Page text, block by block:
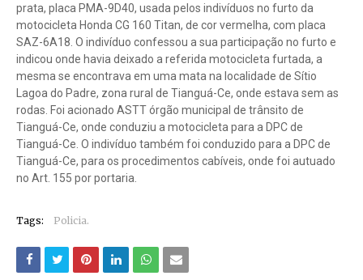
prata, placa PMA-9D40, usada pelos indivíduos no furto da
motocicleta Honda CG 160 Titan, de cor vermelha, com placa
SAZ-6A18. O indivíduo confessou a sua participação no furto e
indicou onde havia deixado a referida motocicleta furtada, a
mesma se encontrava em uma mata na localidade de Sítio
Lagoa do Padre, zona rural de Tianguá-Ce, onde estava sem as
rodas. Foi acionado ASTT órgão municipal de trânsito de
Tianguá-Ce, onde conduziu a motocicleta para a DPC de
Tianguá-Ce. O indivíduo também foi conduzido para a DPC de
Tianguá-Ce, para os procedimentos cabíveis, onde foi autuado
no Art. 155 por portaria.
Tags: Policia.